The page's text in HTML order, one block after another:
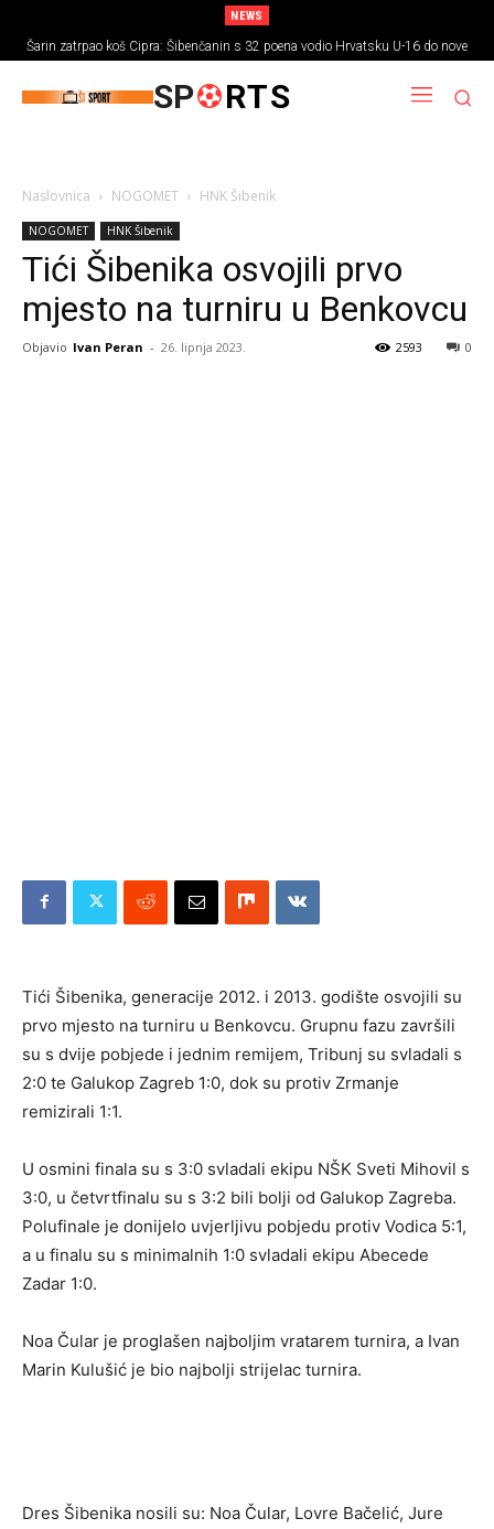
NEWS
Šarin zatrpao koš Cipra: Šibenčanin s 32 poena vodio Hrvatsku U-16 do nove
pobjede
SP RTS
Naslovnica NOGOMET HNK Šibenik
NOGOMET HNK Šibenik
Tići Šibenika osvojili prvo
mjesto na turniru u Benkovcu
Objavio Ivan Peran - 26. lipnja 2023. 0
2593
Tići Šibenika, generacije 2012. i 2013. godište osvojili su
prvo mjesto na turniru u Benkovcu. Grupnu fazu završili
su s dvije pobjede i jednim remijem, Tribunj su svladali s
2:0 te Galukop Zagreb 1:0, dok su protiv Zrmanje
remizirali 1:1.
U osmini finala su s 3:0 svladali ekipu NŠK Sveti Mihovil s
3:0, u četvrtfinalu su s 3:2 bili bolji od Galukop Zagreba.
Polufinale je donijelo uvjerljivu pobjedu protiv Vodica 5:1,
a u finalu su s minimalnih 1:0 svladali ekipu Abecede
Zadar 1:0.
Noa Čular je proglašen najboljim vratarem turnira, a Ivan
Marin Kulušić je bio najbolji strijelac turnira.
Dres Šibenika nosili su: Noa Čular, Lovre Bačelić, Jure